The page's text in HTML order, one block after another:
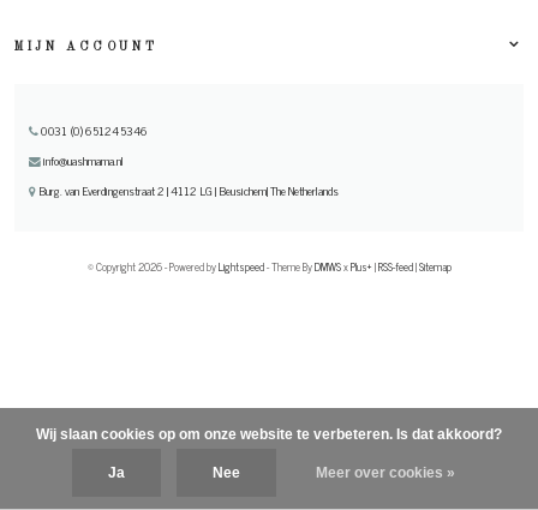
MIJN ACCOUNT
0031 (0) 651245346
info@uashmama.nl
Burg. van Everdingenstraat 2 | 4112 LG | Beusichem| The Netherlands
© Copyright 2026 - Powered byLightspeed- Theme ByDMWSxPlus+|RSS-feed|Sitemap
Wij slaan cookies op om onze website te verbeteren. Is dat akkoord?
Ja Nee Meer over cookies »